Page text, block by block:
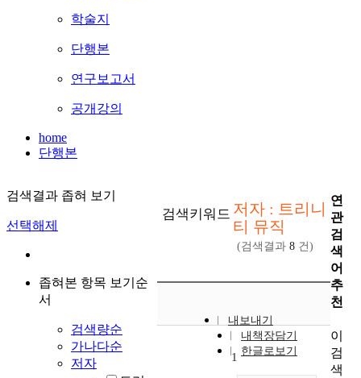
학술지
단행본
연구보고서
공개강의
home
단행본
검색결과 좁혀 보기
선택해제
좁혀본 항목 보기순
서
검색량순
가나다순
저자
검색키워드 저자 : 트리니
티 뮤직
(검색결과 8 건)
내보내기
내책장담기
한글로보기
1
연
관
검
색
어
추
천
이
검
색